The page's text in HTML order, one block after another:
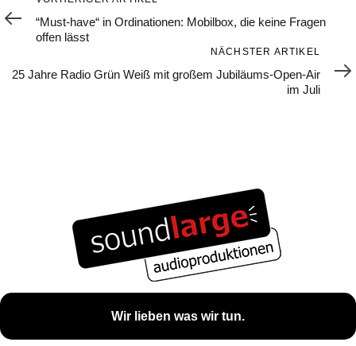
Artikel
“Must-have“ in Ordinationen: Mobilbox, die keine Fragen
offen lässt
Artikel
NÄCHSTER ARTIKEL
25 Jahre Radio Grün Weiß mit großem Jubiläums-Open-Air
im Juli
Wir lieben was wir tun.